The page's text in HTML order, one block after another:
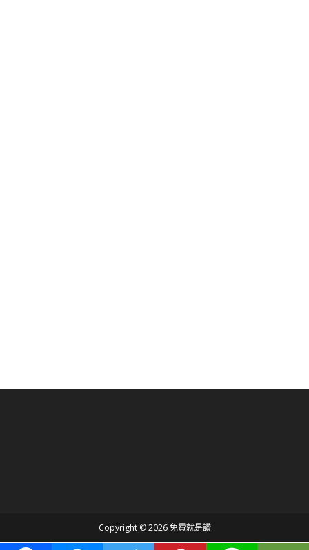
Copyright © 2026 免費就是讚